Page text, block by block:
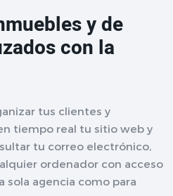
y de
con la
tus clientes y
tiempo real tu sitio web y
tu correo electrónico,
ordenador con acceso
sola agencia como para